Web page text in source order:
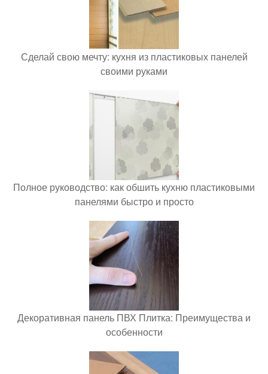
Сделай свою мечту: кухня из пластиковых панелей
своими руками
Полное руководство: как обшить кухню пластиковыми
панелями быстро и просто
Декоративная панель ПВХ Плитка: Преимущества и
особенности